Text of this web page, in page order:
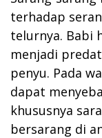
terhadap
telurnya. Babi
menjadi
penyu. Pada
dapat
khususnya
bersarang di